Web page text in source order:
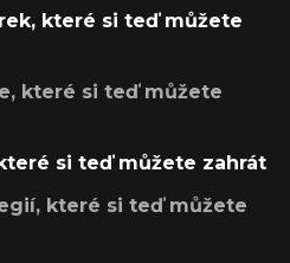
které si teď můžete
které si teď můžete
si teď můžete zahrát
které si teď můžete